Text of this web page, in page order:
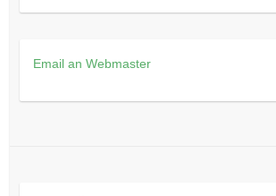
Email an Webmaster